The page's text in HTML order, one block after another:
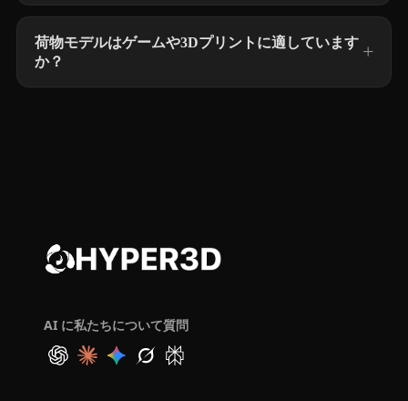
荷物モデルはゲームや3Dプリントに適しています
か？
AI に私たちについて質問